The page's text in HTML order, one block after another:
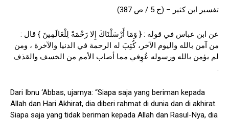
تفسير ابن كثير – (ج 5 / ص 387)
عن ابن عباس في قوله : { وَمَا أَرْسَلْنَاكَ إِلا رَحْمَةً لِلْعَالَمِينَ } قال :
من آمن بالله واليوم الآخر، كُتِبَ له الرحمة في الدنيا والآخرة ، ومن
لم يؤمن بالله ورسوله عُوِفي مما أصاب الأمم من الخسف والقذف
.
Dari Ibnu ‘Abbas, ujarnya: “Siapa saja yang beriman kepada
Allah dan Hari Akhirat, dia diberi rahmat di dunia dan di akhirat.
Siapa saja yang tidak beriman kepada Allah dan Rasul-Nya, dia